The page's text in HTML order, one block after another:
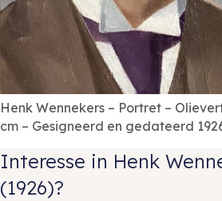
Henk Wennekers – Portret –
cm – Gesigneerd en gedateerd
Interesse in Henk
(1926)?